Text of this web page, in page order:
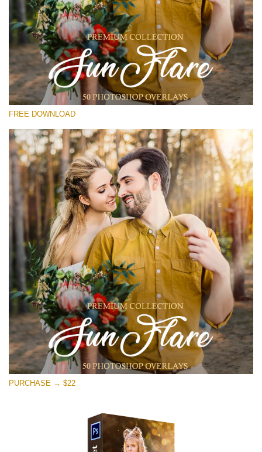
Please select
Free Photoshop Overlay #19
Small 800*533px
Sun Flares
(50 Overlays)
Light Sparkling
(740 Overlays)
Large 6000*4000px
Entire Collection
(1783 Overlays)
Large 6000*4000px
Free download
FREE DOWNLOAD
PURCHASE → $22